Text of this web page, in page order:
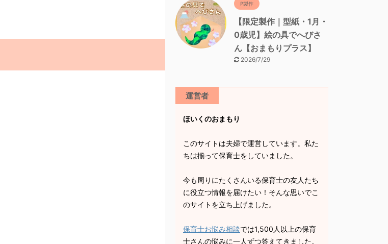
P製作
【限定製作｜型紙・1月・
0歳児】絵の具でへびさ
ん【おまもりプラス】
2026/7/29
運営者
ほいくのおまもり
このサイトは夫婦で運営しています。私た
ちは揃って保育士をしていました。
今も周りにたくさんいる保育士の友人たち
に役立つ情報を届けたい！そんな思いでこ
のサイトを立ち上げました。
保育士お悩み相談では1,500人以上の保育
士さんの悩みに一人ずつ答えてきました。